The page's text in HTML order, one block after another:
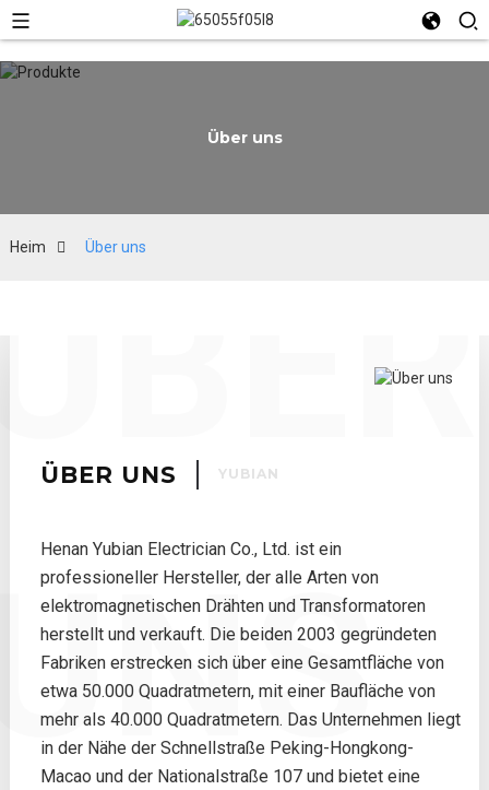
Über uns
Heim Über uns
ÜBER UNS YUBIAN
Henan Yubian Electrician Co., Ltd. ist ein
professioneller Hersteller, der alle Arten von
elektromagnetischen Drähten und Transformatoren
herstellt und verkauft. Die beiden 2003 gegründeten
Fabriken erstrecken sich über eine Gesamtfläche von
etwa 50.000 Quadratmetern, mit einer Baufläche von
mehr als 40.000 Quadratmetern. Das Unternehmen liegt
in der Nähe der Schnellstraße Peking-Hongkong-
Macao und der Nationalstraße 107 und bietet eine